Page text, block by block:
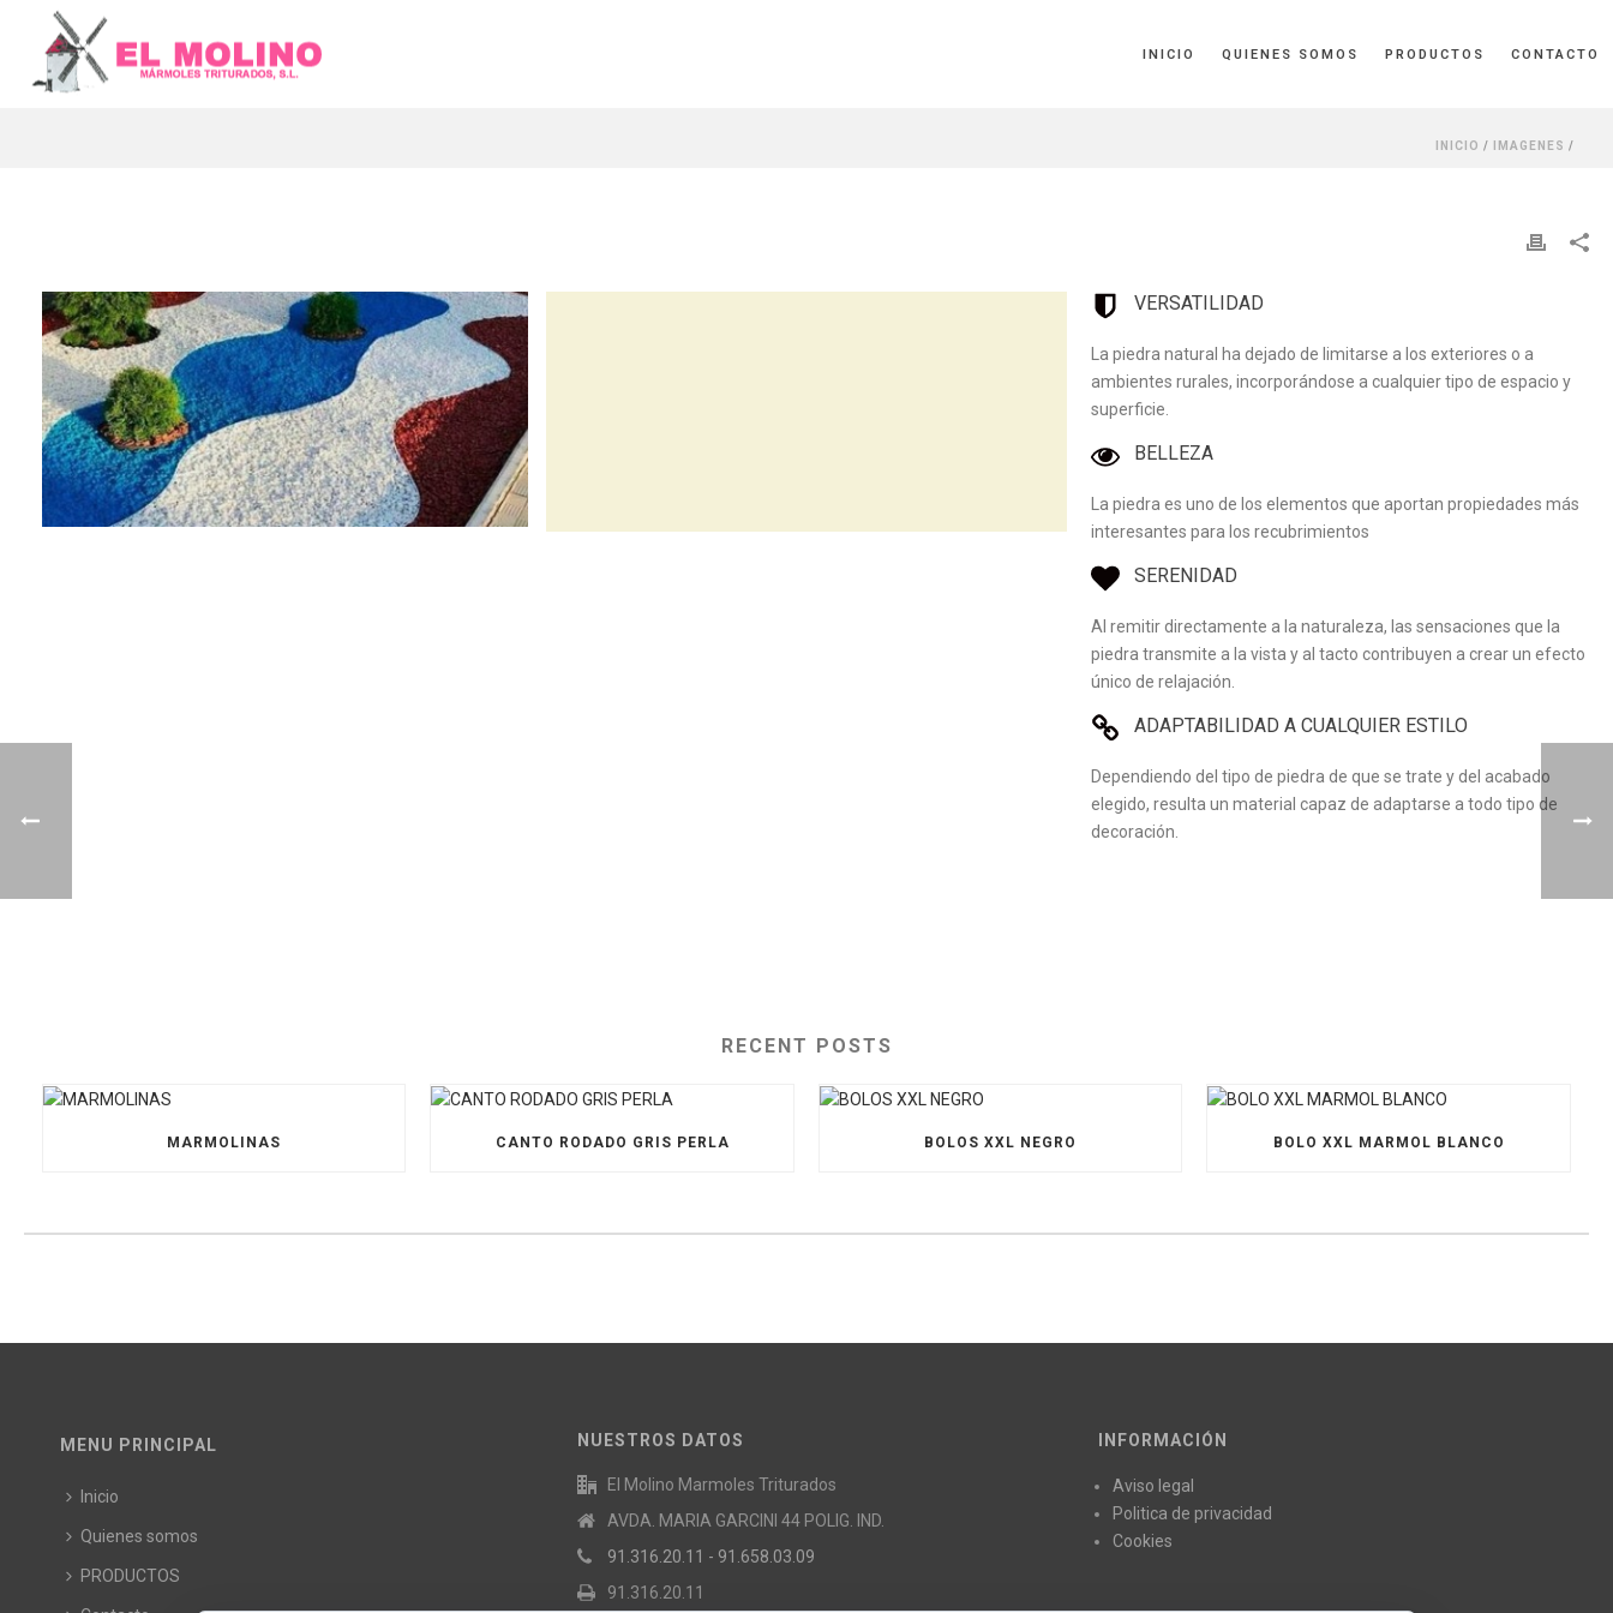
INICIO QUIENES SOMOS PRODUCTOS CONTACTO
INICIO / IMAGENES /
VERSATILIDAD
La piedra natural ha dejado de limitarse a los exteriores o a
ambientes rurales, incorporándose a cualquier tipo de espacio y
superficie.
BELLEZA
La piedra es uno de los elementos que aportan propiedades más
interesantes para los recubrimientos
SERENIDAD
Al remitir directamente a la naturaleza, las sensaciones que la
piedra transmite a la vista y al tacto contribuyen a crear un efecto
único de relajación.
ADAPTABILIDAD A CUALQUIER ESTILO
Dependiendo del tipo de piedra de que se trate y del acabado
elegido, resulta un material capaz de adaptarse a todo tipo de
decoración.
RECENT POSTS
MARMOLINAS CANTO RODADO GRIS PERLA BOLOS XXL NEGRO BOLO XXL MARMOL BLANCO
MENU PRINCIPAL
Inicio
Quienes somos
PRODUCTOS
NUESTROS DATOS
El Molino Marmoles Triturados
AVDA. MARIA GARCINI 44 POLIG. IND.
91.316.20.11 - 91.658.03.09
91.316.20.11
INFORMACIÓN
Aviso legal
Politica de privacidad
Cookies